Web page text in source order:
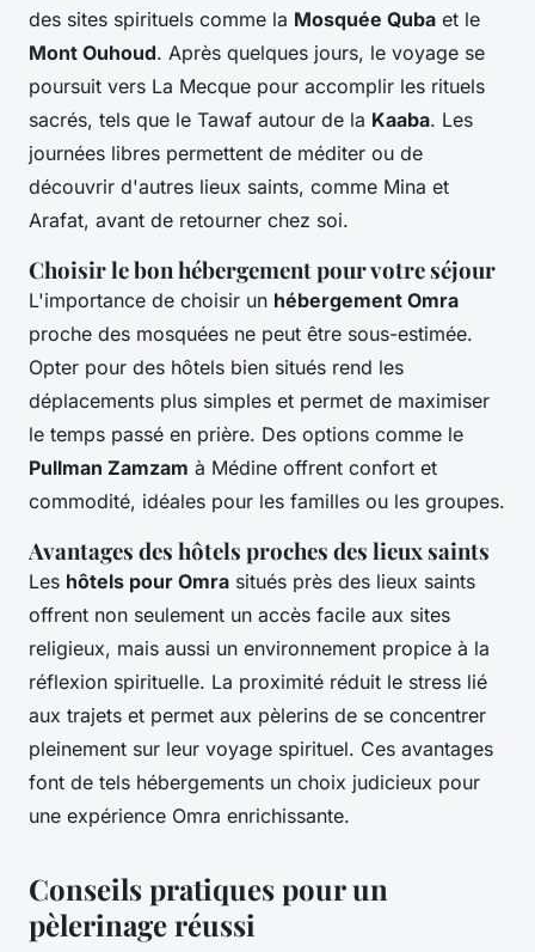
des sites spirituels comme la Mosquée Quba et le
Mont Ouhoud. Après quelques jours, le voyage se
poursuit vers La Mecque pour accomplir les rituels
sacrés, tels que le Tawaf autour de la Kaaba. Les
journées libres permettent de méditer ou de
découvrir d'autres lieux saints, comme Mina et
Arafat, avant de retourner chez soi.
Choisir le bon hébergement pour votre séjour
L'importance de choisir un hébergement Omra
proche des mosquées ne peut être sous-estimée.
Opter pour des hôtels bien situés rend les
déplacements plus simples et permet de maximiser
le temps passé en prière. Des options comme le
Pullman Zamzam à Médine offrent confort et
commodité, idéales pour les familles ou les groupes.
Avantages des hôtels proches des lieux saints
Les hôtels pour Omra situés près des lieux saints
offrent non seulement un accès facile aux sites
religieux, mais aussi un environnement propice à la
réflexion spirituelle. La proximité réduit le stress lié
aux trajets et permet aux pèlerins de se concentrer
pleinement sur leur voyage spirituel. Ces avantages
font de tels hébergements un choix judicieux pour
une expérience Omra enrichissante.
Conseils pratiques pour un
pèlerinage réussi